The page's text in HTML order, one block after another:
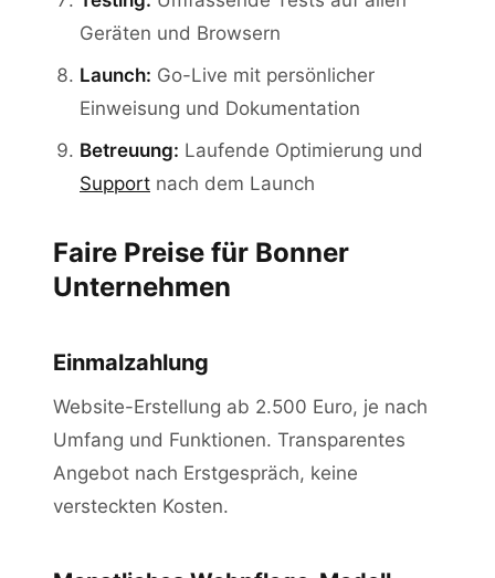
Geräten und Browsern
Launch: Go-Live mit persönlicher
Einweisung und Dokumentation
Betreuung: Laufende Optimierung und
Support nach dem Launch
Faire Preise für Bonner
Unternehmen
Einmalzahlung
Website-Erstellung ab 2.500 Euro, je nach
Umfang und Funktionen. Transparentes
Angebot nach Erstgespräch, keine
versteckten Kosten.